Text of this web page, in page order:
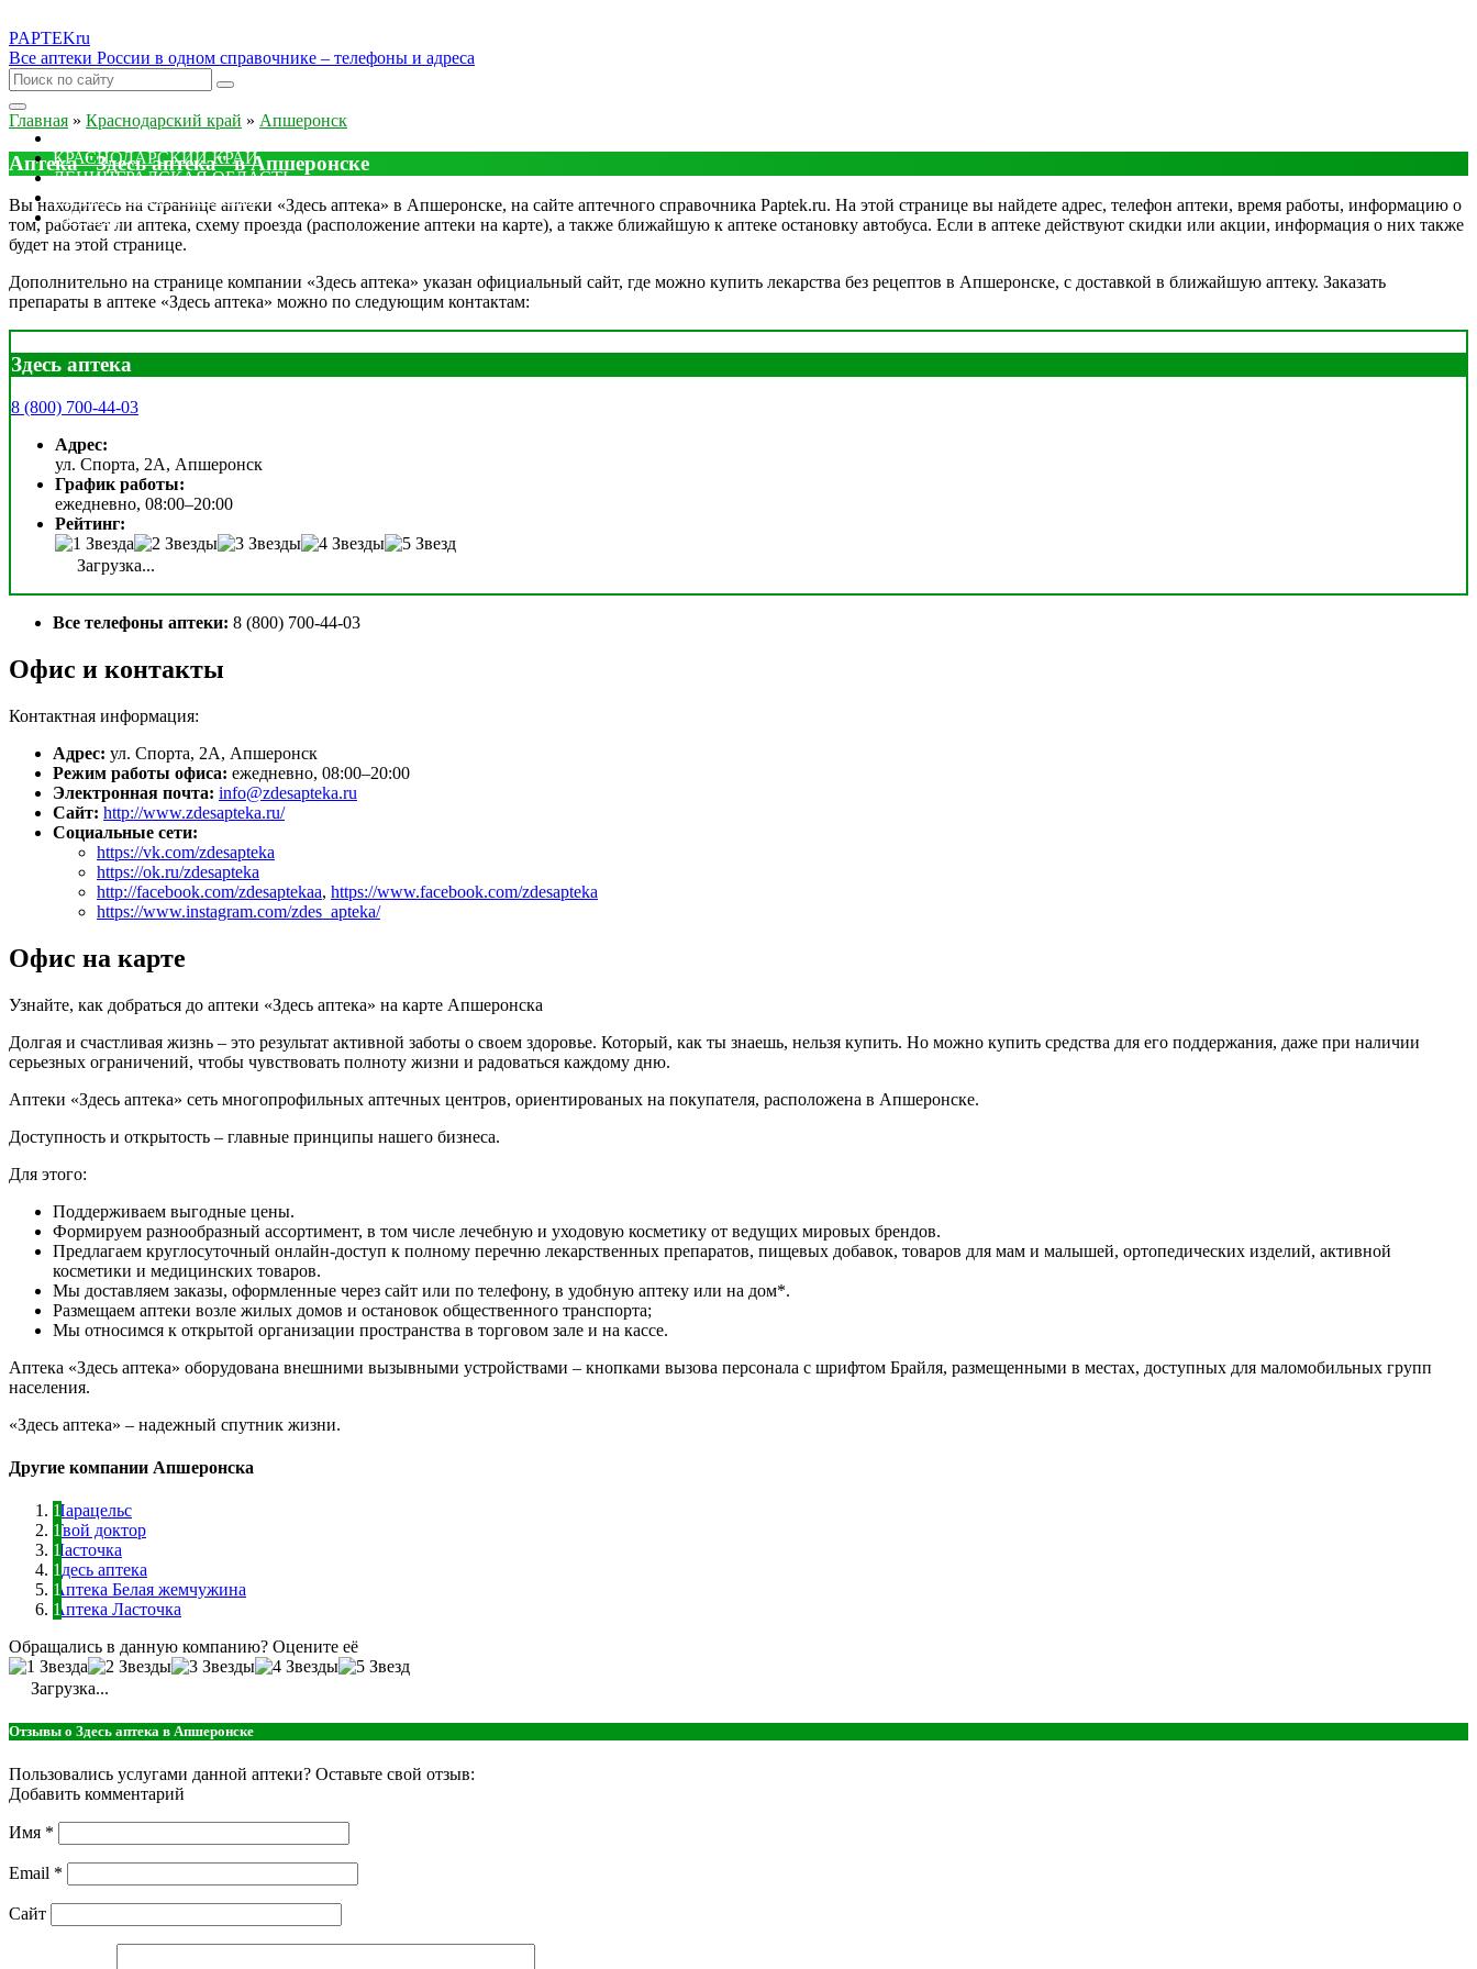
PAPTEKru
Все аптеки России в одном справочнике – телефоны и адреса
КРАСНОДАРСКИЙ КРАЙ
ЛЕНИНГРАДСКАЯ ОБЛАСТЬ
ДРУГИЕ
Главная » Краснодарский край » Апшеронск
Аптека "Здесь аптека" в Апшеронске
Вы находитесь на странице аптеки «Здесь аптека» в Апшеронске, на сайте аптечного справочника Paptek.ru. На этой странице вы найдете адрес, телефон аптеки, время работы, информацию о
том, работает ли аптека, схему проезда (расположение аптеки на карте), а также ближайшую к аптеке остановку автобуса. Если в аптеке действуют скидки или акции, информация о них также
будет на этой странице.
Дополнительно на странице компании «Здесь аптека» указан официальный сайт, где можно купить лекарства без рецептов в Апшеронске, с доставкой в ближайшую аптеку. Заказать
препараты в аптеке «Здесь аптека» можно по следующим контактам:
Здесь аптека
8 (800) 700-44-03
Адрес:
ул. Спорта, 2А, Апшеронск
График работы:
ежедневно, 08:00–20:00
Рейтинг:
Загрузка...
Все телефоны аптеки: 8 (800) 700-44-03
Офис и контакты
Контактная информация:
Адрес: ул. Спорта, 2А, Апшеронск
Режим работы офиса: ежедневно, 08:00–20:00
Электронная почта: info@zdesapteka.ru
Сайт: http://www.zdesapteka.ru/
Социальные сети:
https://vk.com/zdesapteka
https://ok.ru/zdesapteka
http://facebook.com/zdesaptekaa, https://www.facebook.com/zdesapteka
https://www.instagram.com/zdes_apteka/
Офис на карте
Узнайте, как добраться до аптеки «Здесь аптека» на карте Апшеронска
Долгая и счастливая жизнь – это результат активной заботы о своем здоровье. Который, как ты знаешь, нельзя купить. Но можно купить средства для его поддержания, даже при наличии
серьезных ограничений, чтобы чувствовать полноту жизни и радоваться каждому дню.
Аптеки «Здесь аптека» сеть многопрофильных аптечных центров, ориентированых на покупателя, расположена в Апшеронске.
Доступность и открытость – главные принципы нашего бизнеса.
Для этого:
Поддерживаем выгодные цены.
Формируем разнообразный ассортимент, в том числе лечебную и уходовую косметику от ведущих мировых брендов.
Предлагаем круглосуточный онлайн-доступ к полному перечню лекарственных препаратов, пищевых добавок, товаров для мам и малышей, ортопедических изделий, активной
косметики и медицинских товаров.
Мы доставляем заказы, оформленные через сайт или по телефону, в удобную аптеку или на дом*.
Размещаем аптеки возле жилых домов и остановок общественного транспорта;
Мы относимся к открытой организации пространства в торговом зале и на кассе.
Аптека «Здесь аптека» оборудована внешними вызывными устройствами – кнопками вызова персонала с шрифтом Брайля, размещенными в местах, доступных для маломобильных групп
населения.
«Здесь аптека» – надежный спутник жизни.
Другие компании Апшеронска
Парацельс
Твой доктор
Ласточка
Здесь аптека
Аптека Белая жемчужина
Аптека Ласточка
Обращались в данную компанию? Оцените её
Загрузка...
Отзывы о Здесь аптека в Апшеронске
Пользовались услугами данной аптеки? Оставьте свой отзыв:
Добавить комментарий
Имя *
Email *
Сайт